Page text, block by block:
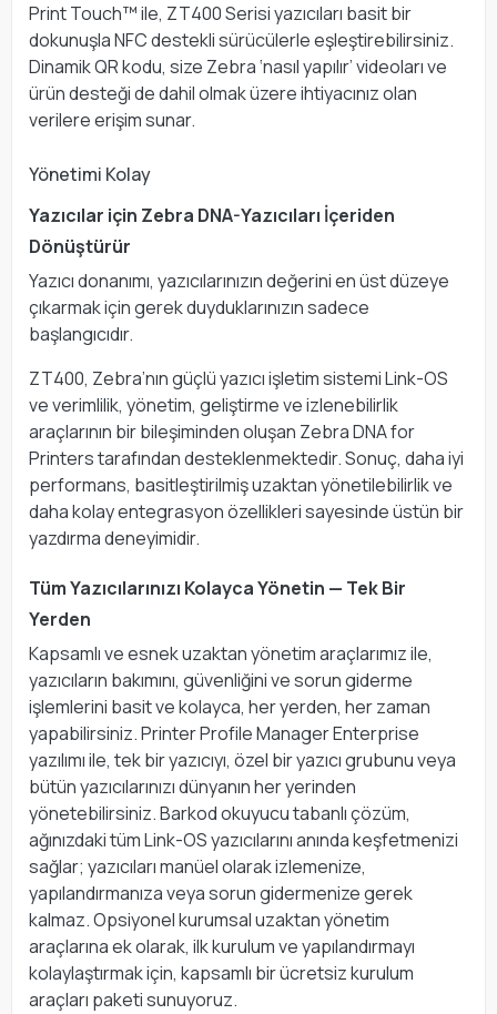
Print Touch™ ile, ZT400 Serisi yazıcıları basit bir
dokunuşla NFC destekli sürücülerle eşleştirebilirsiniz.
Dinamik QR kodu, size Zebra ‘nasıl yapılır’ videoları ve
ürün desteği de dahil olmak üzere ihtiyacınız olan
verilere erişim sunar.
Yönetimi Kolay
Yazıcılar için Zebra DNA-Yazıcıları İçeriden
Dönüştürür
Yazıcı donanımı, yazıcılarınızın değerini en üst düzeye
çıkarmak için gerek duyduklarınızın sadece
başlangıcıdır.
ZT400, Zebra’nın güçlü yazıcı işletim sistemi Link-OS
ve verimlilik, yönetim, geliştirme ve izlenebilirlik
araçlarının bir bileşiminden oluşan Zebra DNA for
Printers tarafından desteklenmektedir. Sonuç, daha iyi
performans, basitleştirilmiş uzaktan yönetilebilirlik ve
daha kolay entegrasyon özellikleri sayesinde üstün bir
yazdırma deneyimidir.
Tüm Yazıcılarınızı Kolayca Yönetin — Tek Bir
Yerden
Kapsamlı ve esnek uzaktan yönetim araçlarımız ile,
yazıcıların bakımını, güvenliğini ve sorun giderme
işlemlerini basit ve kolayca, her yerden, her zaman
yapabilirsiniz. Printer Profile Manager Enterprise
yazılımı ile, tek bir yazıcıyı, özel bir yazıcı grubunu veya
bütün yazıcılarınızı dünyanın her yerinden
yönetebilirsiniz. Barkod okuyucu tabanlı çözüm,
ağınızdaki tüm Link-OS yazıcılarını anında keşfetmenizi
sağlar; yazıcıları manüel olarak izlemenize,
yapılandırmanıza veya sorun gidermenize gerek
kalmaz. Opsiyonel kurumsal uzaktan yönetim
araçlarına ek olarak, ilk kurulum ve yapılandırmayı
kolaylaştırmak için, kapsamlı bir ücretsiz kurulum
araçları paketi sunuyoruz.